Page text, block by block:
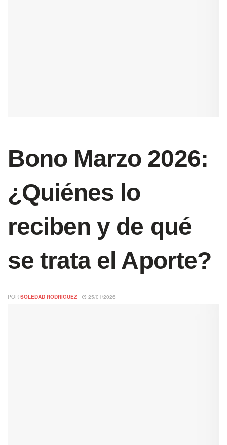
Bono Marzo 2026:
¿Quiénes lo
reciben y de qué
se trata el Aporte?
POR SOLEDAD RODRIGUEZ 25/01/2026